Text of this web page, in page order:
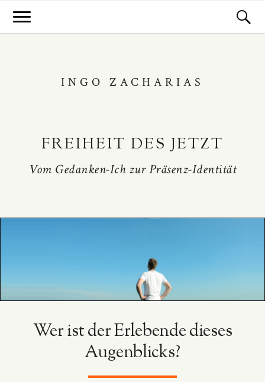
INGO ZACHARIAS
FREIHEIT DES JETZT
Vom Gedanken-Ich zur Präsenz-Identität
Wer ist der Erlebende dieses
Augenblicks?